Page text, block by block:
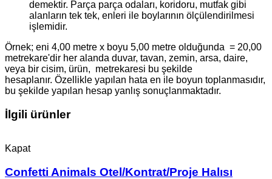
demektir. Parça parça odaları, koridoru, mutfak gibi
alanların tek tek, enleri ile boylarının ölçülendirilmesi
işlemidir.
Örnek; eni 4,00 metre x boyu 5,00 metre olduğunda = 20,00
metrekare'dir her alanda duvar, tavan, zemin, arsa, daire,
veya bir cisim, ürün, metrekaresi bu şekilde
hesaplanır. Özellikle yapılan hata en ile boyun toplanmasıdır,
bu şekilde yapılan hesap yanlış sonuçlanmaktadır.
İlgili ürünler
Kapat
Confetti Animals Otel/Kontrat/Proje Halısı